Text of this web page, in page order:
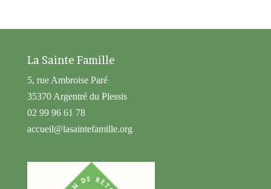
La Sainte Famille
5, rue Ambroise Paré
35370 Argentré du Plessis
02 99 96 61 78
accueil@lasaintefamille.org